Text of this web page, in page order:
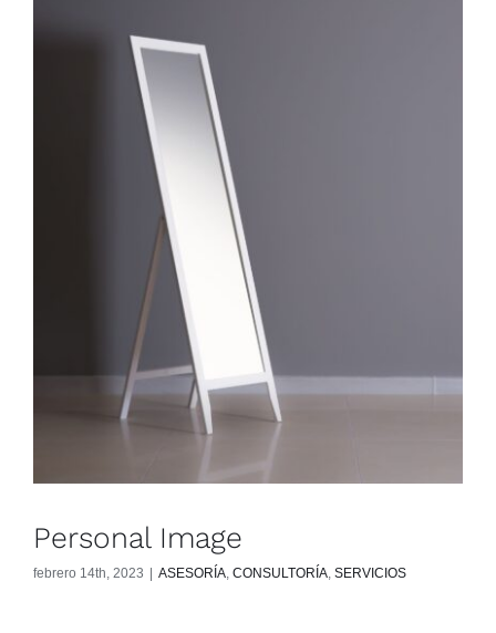
Personal Image
febrero 14th, 2023 ASESORÍA, CONSULTORÍA, SERVICIOS